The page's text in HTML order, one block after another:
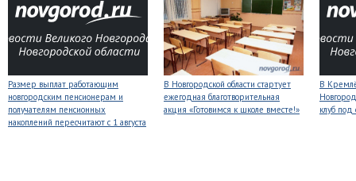
Размер выплат работающим
новгородским пенсионерам и
получателям пенсионных
накоплений пересчитают с 1 августа
В Новгородской области стартует
ежегодная благотворительная
акция «Готовимся к школе вместе!»
В
клуб